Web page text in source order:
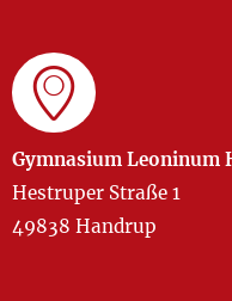
Gymnasium Leoninum
Hestruper Straße 1
49838 Handrup